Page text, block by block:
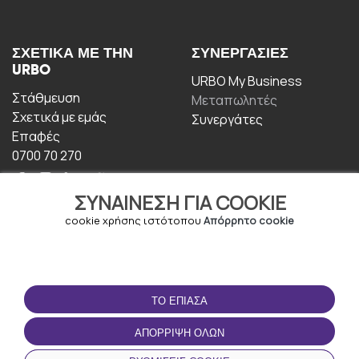
ΣΥΝΑΊΝΕΣΗ ΓΙΑ COOKIE
cookie χρήσης ιστότοπου Απόρρητο cookie
ΤΟ ΈΠΙΑΣΑ
ΑΠΌΡΡΙΨΗ ΌΛΩΝ
ΣΧΕΤΙΚΆ ΜΕ ΤΗΝ
URBO
Στάθμευση
Σχετικά με εμάς
Επαφές
0700 70 270
ΣΥΝΕΡΓΑΣΊΕΣ
URBO My Business
Μεταπωλητές
Συνεργάτες
ΟΡΟΙ ΧΡΉΣΗΣ
Οροι και Προϋποθέσεις
Πολιτική απορρήτου
ΚΑΤΕΒΆΣΤΕ ΤΗΝ
ΕΦΑΡΜΟΓΉ